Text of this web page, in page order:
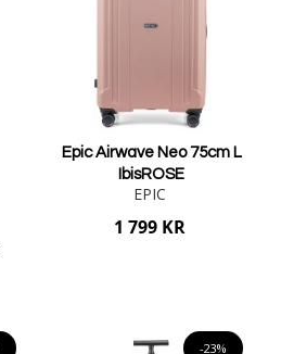
Epic Airwave Neo 75cm L
IbisROSE
EPIC
1 799 KR
-23%